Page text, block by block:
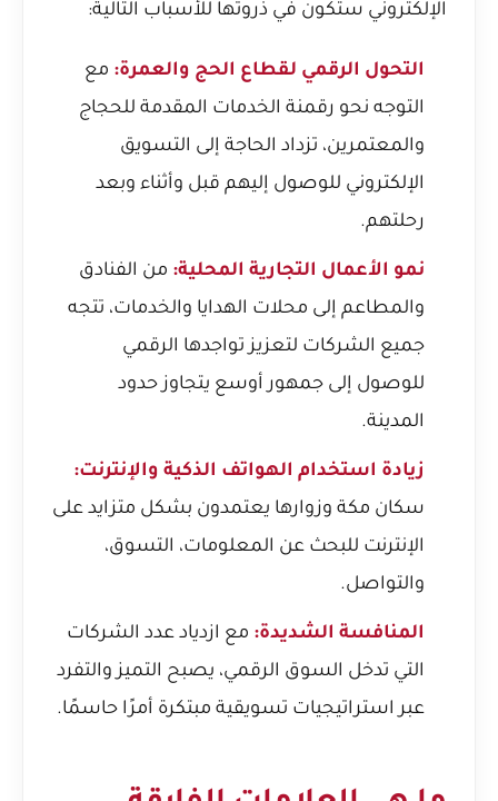
الإلكتروني ستكون في ذروتها للأسباب التالية:
التحول الرقمي لقطاع الحج والعمرة: مع
التوجه نحو رقمنة الخدمات المقدمة للحجاج
والمعتمرين، تزداد الحاجة إلى التسويق
الإلكتروني للوصول إليهم قبل وأثناء وبعد
رحلتهم.
نمو الأعمال التجارية المحلية: من الفنادق
والمطاعم إلى محلات الهدايا والخدمات، تتجه
جميع الشركات لتعزيز تواجدها الرقمي
للوصول إلى جمهور أوسع يتجاوز حدود
المدينة.
زيادة استخدام الهواتف الذكية والإنترنت:
سكان مكة وزوارها يعتمدون بشكل متزايد على
الإنترنت للبحث عن المعلومات، التسوق،
والتواصل.
المنافسة الشديدة: مع ازدياد عدد الشركات
التي تدخل السوق الرقمي، يصبح التميز والتفرد
عبر استراتيجيات تسويقية مبتكرة أمرًا حاسمًا.